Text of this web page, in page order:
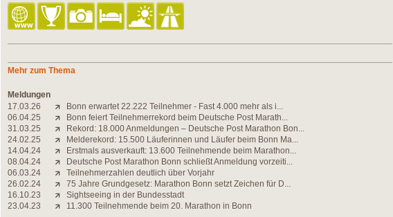
Mehr zum Thema
Meldungen
17.03.26
Bonn erwartet 22.222 Teilnehmer - Fast 4.000 mehr als i...
06.04.25
Bonn feiert Teilnehmerrekord beim Deutsche Post Marath...
31.03.25
Rekord: 18.000 Anmeldungen – Deutsche Post Marathon Bon...
24.02.25
Melderekord: 15.500 Läuferinnen und Läufer beim Bonn Ma...
14.04.24
Erstmals ausverkauft: 13.600 Teilnehmende beim Marathon...
08.04.24
Deutsche Post Marathon Bonn schließt Anmeldung vorzeiti...
06.03.24
Teilnehmerzahlen deutlich über Vorjahr
26.02.24
75 Jahre Grundgesetz: Marathon Bonn setzt Zeichen für D...
16.10.23
Sightseeing in der Bundesstadt
23.04.23
11.300 Teilnehmende beim 20. Marathon in Bonn